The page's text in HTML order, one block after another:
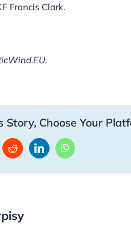
Francis Clark.
Story, Choose Your
RedditLinkedInWhatsApp